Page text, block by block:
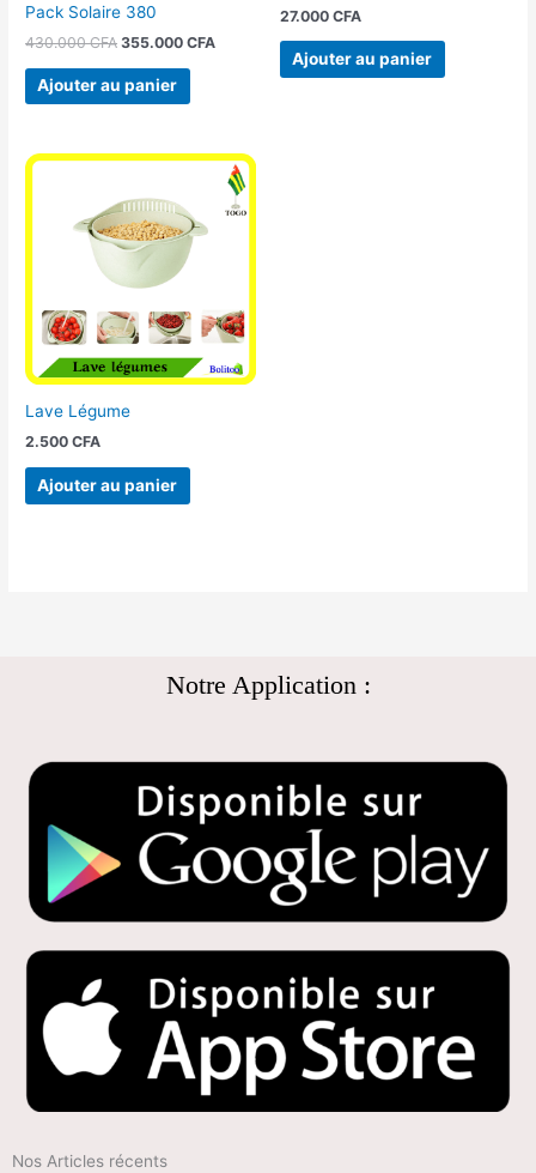
Pack Solaire 380
430.000CFA 355.000CFA
Ajouter au panier
27.000 CFA
Ajouter au panier
Lave Légume
2.500CFA
Ajouter au panier
Notre Application :
Nos Articles récents